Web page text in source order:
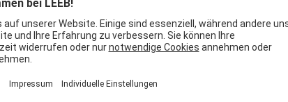
Dimensionsänderungen bei
Die Folge ist ein Auftreten von
Lärchenholz ist hier anfälliger, da es
wesentlich stärkeren
Holzauswahl und lange Lagerung des